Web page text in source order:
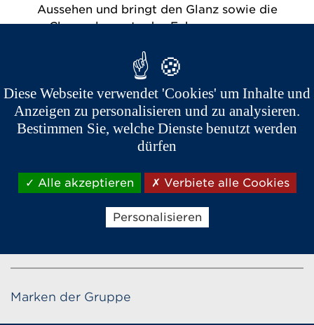
Aussehen und bringt den Glanz sowie die
Chromelemente des Fahrzeuges zum
Coupé
01/10/2016
Marken der Gruppe
Diese Webseite verwendet 'Cookies' um Inhalte und
Anzeigen zu personalisieren und zu analysieren.
Bestimmen Sie, welche Dienste benutzt werden
dürfen
Alle akzeptieren Verbiete alle Cookies
Personalisieren